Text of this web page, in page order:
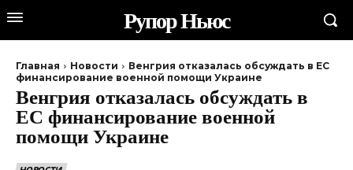
Рупор Ньюс
Главная Новости
Венгрия отказалась обсуждать в ЕС
финансирование военной помощи Украине
Венгрия отказалась обсуждать в
ЕС финансирование военной
помощи Украине